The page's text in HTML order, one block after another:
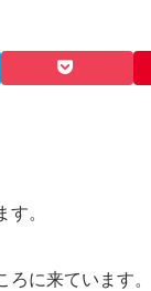
。
に来ています。